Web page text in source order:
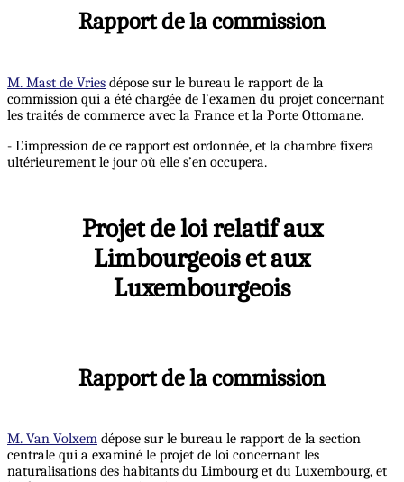
Rapport de la commission
M. Mast de Vries dépose sur le bureau le rapport de la
commission qui a été chargée de l’examen du projet concernant
les traités de commerce avec la France et la Porte Ottomane.
- L’impression de ce rapport est ordonnée, et la chambre fixera
ultérieurement le jour où elle s’en occupera.
Projet de loi relatif aux
Limbourgeois et aux
Luxembourgeois
Rapport de la commission
M. Van Volxem dépose sur le bureau le rapport de la section
centrale qui a examiné le projet de loi concernant les
naturalisations des habitants du Limbourg et du Luxembourg, et